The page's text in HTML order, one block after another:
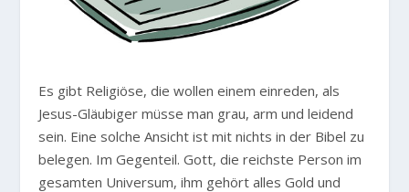
Es gibt Religiöse, die wollen einem einreden, als
Jesus-Gläubiger müsse man grau, arm und leidend
sein. Eine solche Ansicht ist mit nichts in der Bibel zu
belegen. Im Gegenteil. Gott, die reichste Person im
gesamten Universum, ihm gehört alles Gold und